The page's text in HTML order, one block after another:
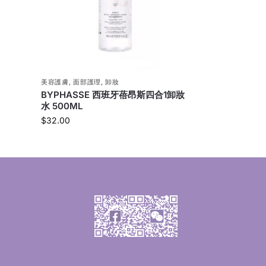
美容護膚,面部護理 ,卸妝
BYPHASSE 西班牙蓓昂斯四合1卸妝
水 500ML
$32.00